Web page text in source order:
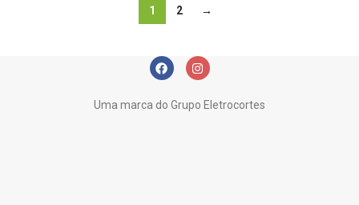
1 2 →
Uma marca do Grupo Eletrocortes